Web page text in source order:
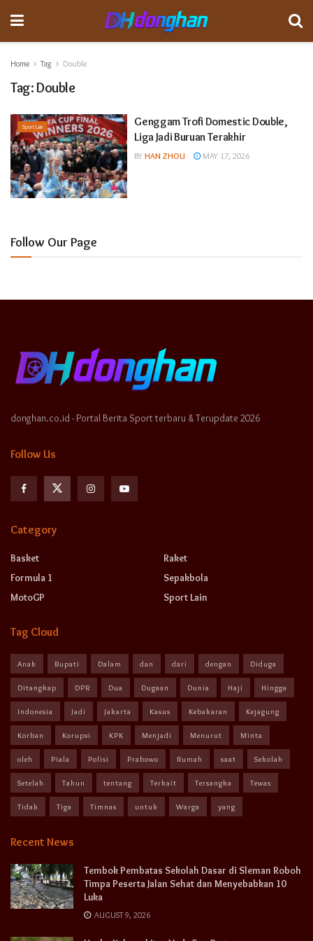
Home Tag Double
Tag:Double
Sport Lain
Genggam Trofi Domestic Double,
Liga Jadi Buruan Terakhir
BY HAN ZHOU MAY 17, 2026
Follow Our Page
donghan.co.id - Portal Berita Sport terbaru & Terupdate 2026
Follow Us
Category
Basket
Formula 1
MotoGP
Raket
Sepakbola
Sport Lain
Tag Cloud
Anak Bupati Dalam dan dari dengan Diduga
Ditangkap DPR Dua Dugaan Dunia Haji Hingga
Indonesia Jadi Jakarta Kasus Kebakaran Kejagung
Korban Korupsi KPK Menjadi Menurut Minta
oleh Piala Polisi Prabowo Rumah saat Sekolah
Setelah Tahun tentang Terkait Tersangka Tewas
Tidak Tiga Timnas untuk Warga yang
Recent News
Tembok Pembatas Sekolah Dasar di Sleman Roboh
Timpa Peserta Jalan Sehat dan Menyebabkan 10
Luka
AUGUST 9, 2026